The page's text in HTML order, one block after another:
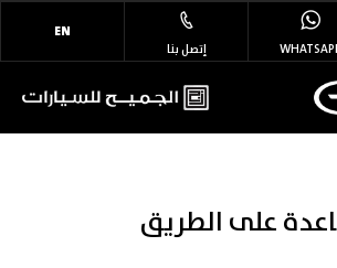
إتصل بنا
EN
على الطريق